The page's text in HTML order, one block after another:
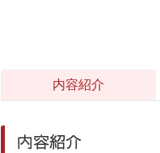
内容紹介
内容紹介